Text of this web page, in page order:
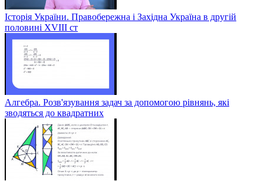
Історія України. Правобережна і Західна Україна в другій
половині XVIII ст
Алгебра. Розв'язування задач за допомогою рівнянь, які
зводяться до квадратних